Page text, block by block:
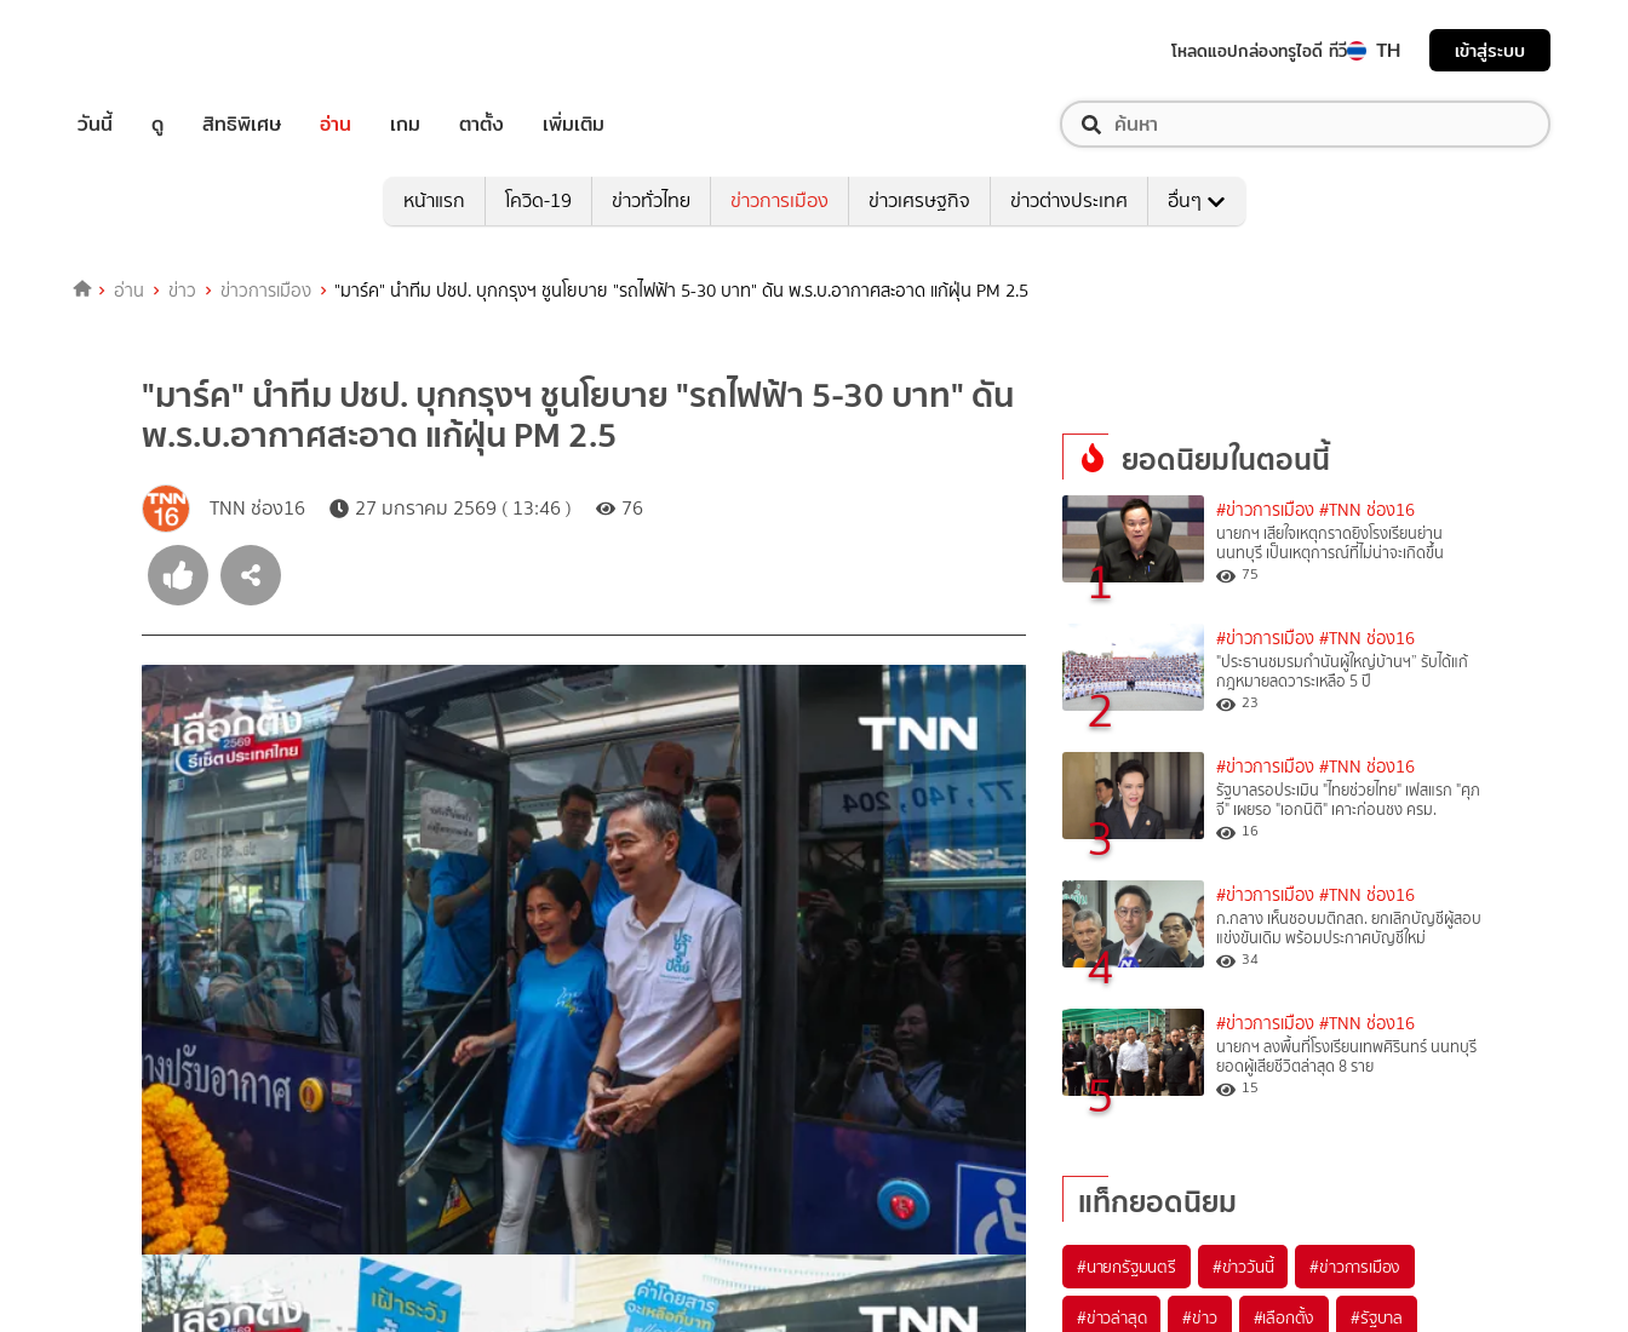
โหลดแอปกล่องทรูไอดี ทีวี TH เข้าสู่ระบบ
วันนี้ ดู สิทธิพิเศษ อ่าน เกม ตาตั้ง เพิ่มเติม
หน้าแรก โควิด-19 ข่าวทั่วไทย ข่าวการเมือง ข่าวเศรษฐกิจ ข่าวต่างประเทศ อื่นๆ
อ่าน ข่าว ข่าวการเมือง "มาร์ค" นำทีม ปชป. บุกกรุงฯ ชูนโยบาย "รถไฟฟ้า 5-30 บาท" ดัน พ.ร.บ.อากาศสะอาด แก้ฝุ่น PM 2.5
"มาร์ค" นำทีม ปชป. บุกกรุงฯ ชูนโยบาย "รถไฟฟ้า 5-30 บาท" ดัน
พ.ร.บ.อากาศสะอาด แก้ฝุ่น PM 2.5
TNN ช่อง16 27 มกราคม 2569 ( 13:46 ) 76
ยอดนิยมในตอนนี้
1
#ข่าวการเมือง #TNN ช่อง16
นายกฯ เสียใจเหตุกราดยิงโรงเรียนย่าน
นนทบุรี เป็นเหตุการณ์ที่ไม่น่าจะเกิดขึ้น
75
2
#ข่าวการเมือง #TNN ช่อง16
"ประธานชมรมกำนันผู้ใหญ่บ้านฯ” รับได้แก้
กฎหมายลดวาระเหลือ 5 ปี
23
3
#ข่าวการเมือง #TNN ช่อง16
รัฐบาลรอประเมิน "ไทยช่วยไทย" เฟสแรก "ศุภ
จี" เผยรอ "เอกนิติ" เคาะก่อนชง ครม.
16
4
#ข่าวการเมือง #TNN ช่อง16
ก.กลาง เห็นชอบมติกสถ. ยกเลิกบัญชีผู้สอบ
แข่งขันเดิม พร้อมประกาศบัญชีใหม่
34
5
#ข่าวการเมือง #TNN ช่อง16
นายกฯ ลงพื้นที่โรงเรียนเทพศิรินทร์ นนทบุรี
ยอดผู้เสียชีวิตล่าสุด 8 ราย
15
แท็กยอดนิยม
#นายกรัฐมนตรี #ข่าววันนี้ #ข่าวการเมือง
#ข่าวล่าสุด #ข่าว #เลือกตั้ง #รัฐบาล